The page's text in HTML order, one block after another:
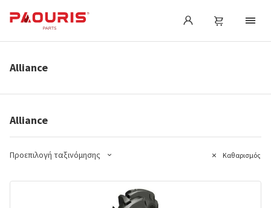
Alliance
Alliance
Προεπιλογή ταξινόμησης Καθαρισμός